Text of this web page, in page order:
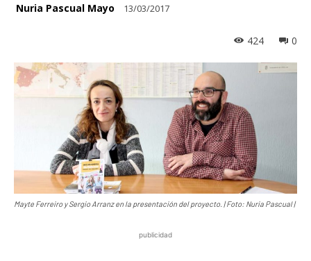
Nuria Pascual Mayo 13/03/2017
0
424
Mayte Ferreiro y Sergio Arranz en la presentación del proyecto. | Foto: Nuria Pascual |
publicidad